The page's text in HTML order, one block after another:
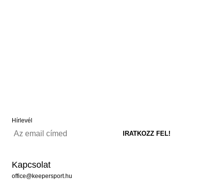
Hírlevél
Kapcsolat
office@keepersport.hu